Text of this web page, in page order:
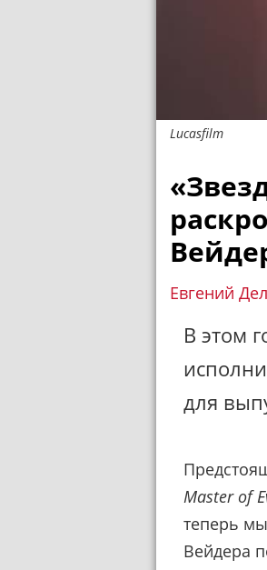
Lucasfilm
Евгений
В этом
для
Master of
теперь
Вейдера